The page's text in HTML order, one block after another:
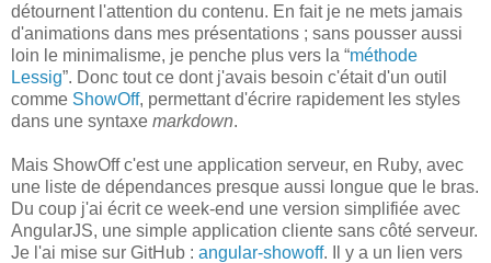
détournent l'attention du contenu. En fait je ne mets jamais
d'animations dans mes présentations ; sans pousser aussi
loin le minimalisme, je penche plus vers la “méthode
Lessig”. Donc tout ce dont j'avais besoin c'était d'un outil
comme ShowOff, permettant d'écrire rapidement les styles
dans une syntaxe markdown.
Mais ShowOff c'est une application serveur, en Ruby, avec
une liste de dépendances presque aussi longue que le bras.
Du coup j'ai écrit ce week-end une version simplifiée avec
AngularJS, une simple application cliente sans côté serveur.
Je l'ai mise sur GitHub : angular-showoff. Il y a un lien vers